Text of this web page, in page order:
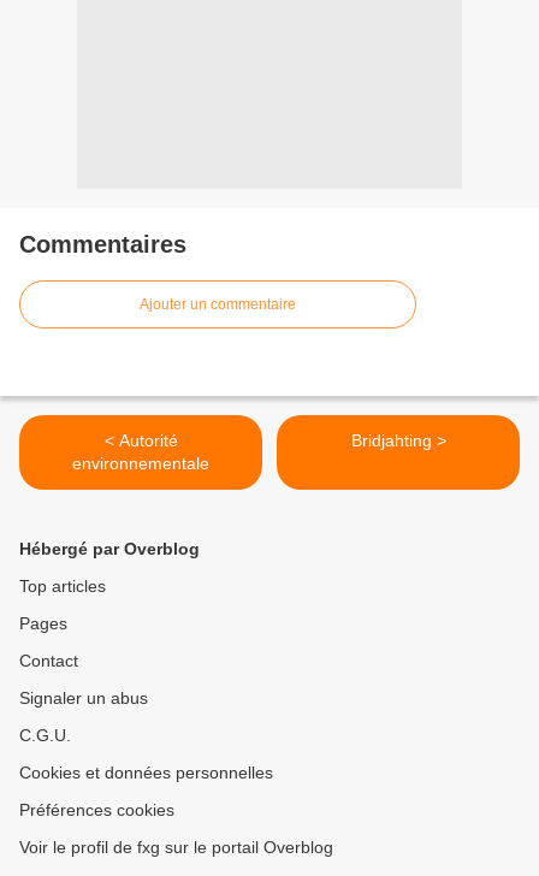
Commentaires
Ajouter un commentaire
< Autorité
environnementale
Bridjahting >
Hébergé par Overblog
Top articles
Pages
Contact
Signaler un abus
C.G.U.
Cookies et données personnelles
Préférences cookies
Voir le profil de fxg sur le portail Overblog